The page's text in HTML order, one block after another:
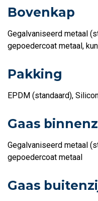
Bovenkap
Gegalvaniseerd metaal
gepoedercoat metaal,
Pakking
EPDM (standaard),
Gaas
Gegalvaniseerd metaal
gepoedercoat metaal
Gaas